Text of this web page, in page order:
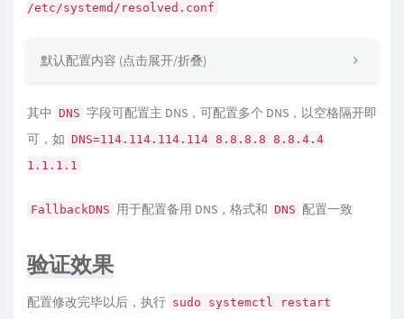
/etc/systemd/resolved.conf
默认配置内容 (点击展开/折叠)
其中 DNS 字段可配置主 DNS，可配置多个 DNS，以空格隔开即
可，如 DNS=114.114.114.114 8.8.8.8 8.8.4.4
1.1.1.1
FallbackDNS 用于配置备用 DNS，格式和 DNS 配置一致
验证效果
配置修改完毕以后，执行 sudo systemctl restart